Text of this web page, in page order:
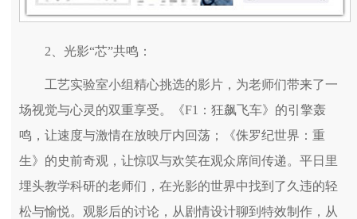
2、光影“芯”共鸣：
工艺实验室小组精心挑选的影片，为老师们带来了一
场视觉与心灵的双重享受。《F1：狂飙飞车》的引擎轰
鸣，让速度与激情在放映厅内回荡；《侏罗纪世界：重
生》的史前奇观，让惊叹与欢笑在观众席间传递。平日里
埋头教学科研的老师们，在光影的世界中找到了久违的轻
松与愉悦。观影后的讨论，从剧情设计聊到特效制作，从